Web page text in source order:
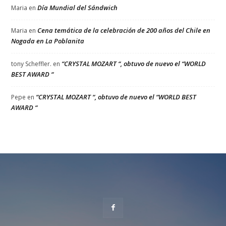
Maria en Día Mundial del Sándwich
Maria en Cena temática de la celebración de 200 años del Chile en
Nogada en La Poblanita
tony Scheffler. en “CRYSTAL MOZART “, obtuvo de nuevo el “WORLD
BEST AWARD “
Pepe en “CRYSTAL MOZART “, obtuvo de nuevo el “WORLD BEST
AWARD “